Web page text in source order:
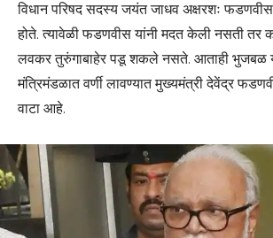
विधान परिषद सदस्य जयंत जाधव अक्षरशः फडणवीस
होते. त्यावेळी फडणवीस यांनी मदत केली नसती तर
लवकर तुरुंगाबाहेर पडू शकले नसते. आताही भुजबळ
मंत्रिमंडळात वर्णी लावण्यात मुख्यमंत्री देवेंद्र
वाटा आहे.